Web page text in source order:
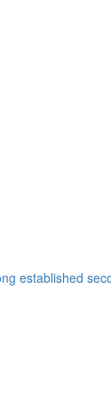
established